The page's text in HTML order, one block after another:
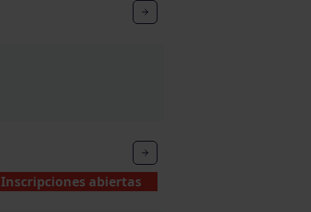
Inscripciones abiertas